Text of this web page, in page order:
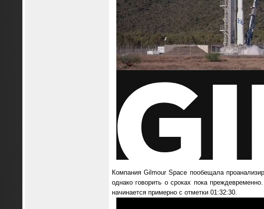
Компания Gilmour Space пообещала
однако говорить о сроках пока
начинается примерно с отметки 01:32:30.